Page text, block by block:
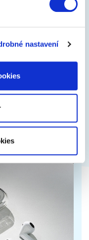
nastavení
4K rozlišením
a jasný obraz i
krytku objektivu,
Zobrazit více